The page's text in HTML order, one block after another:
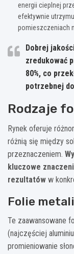
energii cieplnej
efektywnie
pomieszczeniach
Dobrej
zredukować
80%, co
potrzebnej
Rodzaje
Rynek oferuje
różnią się między
przeznaczeniem.
kluczowe
rezultatów w
Folie
Te zaawansowane
(najczęściej
promieniowanie